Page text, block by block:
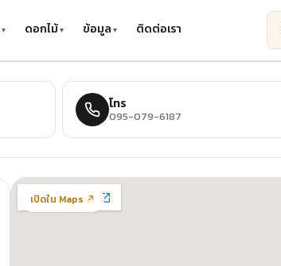
ดอกไม้ ข้อมูล ติดต่อเรา
โทร
095-079-6187
เปิดใน Maps ↗